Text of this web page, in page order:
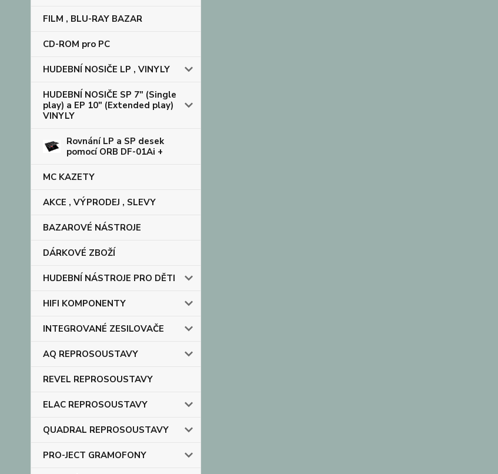
FILM , BLU-RAY BAZAR
CD-ROM pro PC
HUDEBNÍ NOSIČE LP , VINYLY
HUDEBNÍ NOSIČE SP 7" (Single
play) a EP 10" (Extended play)
VINYLY
Rovnání LP a SP desek
pomocí ORB DF-01Ai +
MC KAZETY
AKCE , VÝPRODEJ , SLEVY
BAZAROVÉ NÁSTROJE
DÁRKOVÉ ZBOŽÍ
HUDEBNÍ NÁSTROJE PRO DĚTI
HIFI KOMPONENTY
INTEGROVANÉ ZESILOVAČE
AQ REPROSOUSTAVY
REVEL REPROSOUSTAVY
ELAC REPROSOUSTAVY
QUADRAL REPROSOUSTAVY
PRO-JECT GRAMOFONY